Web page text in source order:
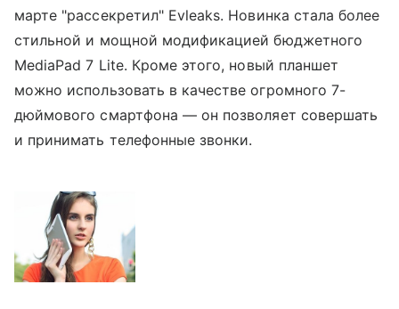
марте "рассекретил" Evleaks. Новинка стала более
стильной и мощной модификацией бюджетного
MediaPad 7 Lite. Кроме этого, новый планшет
можно использовать в качестве огромного 7-
дюймового смартфона — он позволяет совершать
и принимать телефонные звонки.